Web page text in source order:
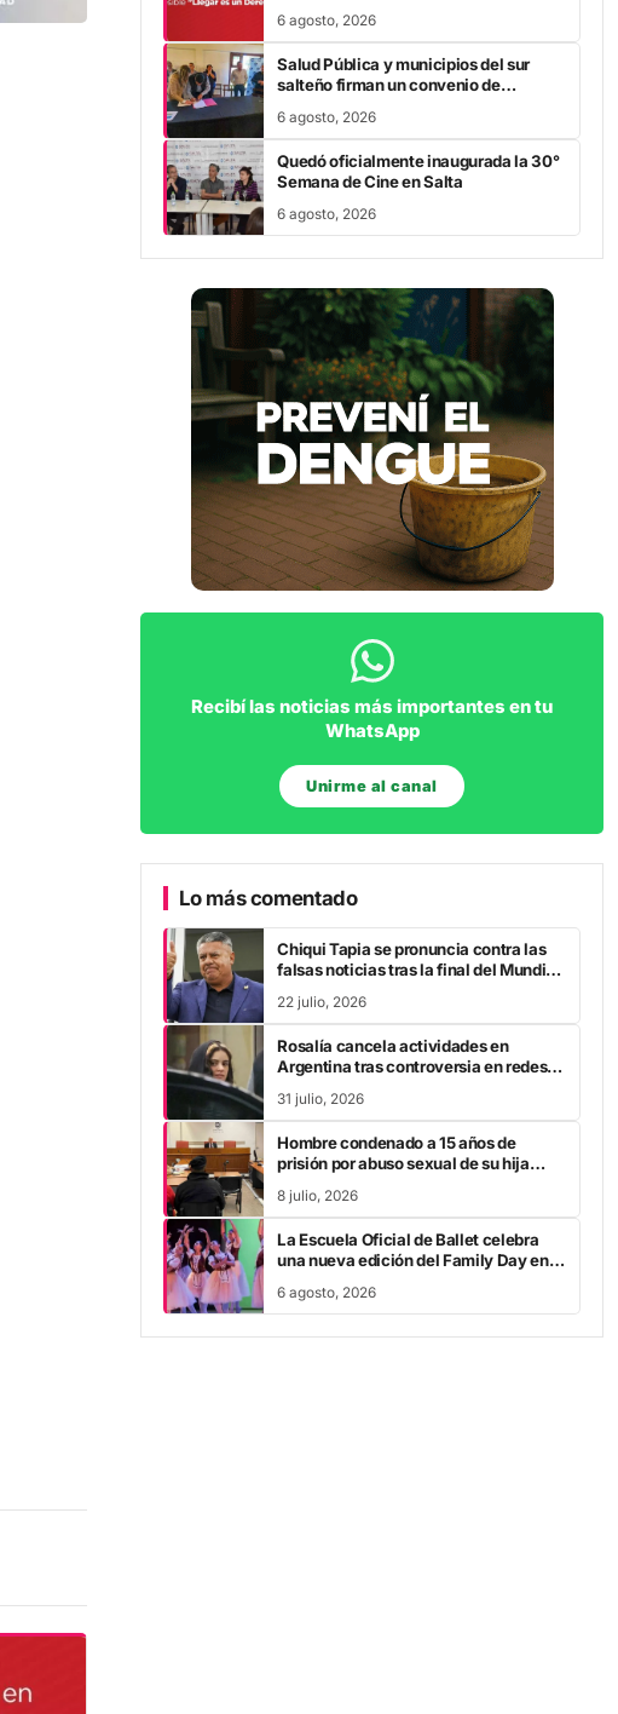
6 agosto, 2026
Salud Pública y municipios del sur
salteño firman un convenio de
trámites de Incluir Salud
6 agosto, 2026
Quedó oficialmente inaugurada la 30°
Semana de Cine en Salta
6 agosto, 2026
Recibí las noticias más importantes en tu
WhatsApp
Unirme al canal
Lo más comentado
Chiqui Tapia se pronuncia contra las
falsas noticias tras la final del Mundial
22 julio, 2026
Rosalía cancela actividades en
Argentina tras controversia en redes
31 julio, 2026
Hombre condenado a 15 años de
prisión por abuso sexual de su hija
8 julio, 2026
La Escuela Oficial de Ballet celebra
una nueva edición del Family Day en el
6 agosto, 2026